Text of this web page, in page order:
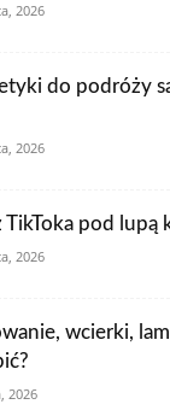
2026
do podróży
2026
TikToka pod lupą
2026
wcierki,
2026